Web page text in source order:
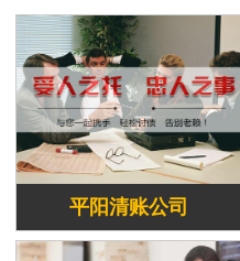
平阳清账公司